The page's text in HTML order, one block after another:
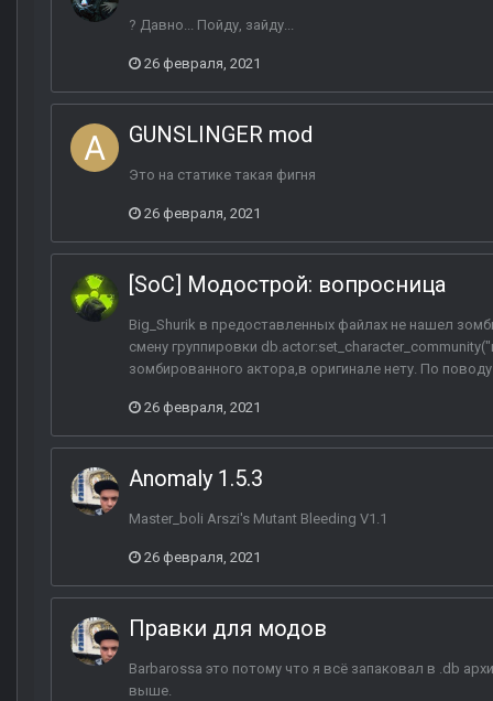
? Давно... Пойду, зайду...
26 февраля, 2021
GUNSLINGER mod
Это на статике такая фигня
26 февраля, 2021
[SoC] Модострой: вопросница
Big_Shurik в предоставленных файлах не нашел
смену группировки
зомбированного актора,в оригинале нету. По
26 февраля, 2021
Anomaly 1.5.3
Master_boli Arszi's Mutant Bleeding V1.1
26 февраля, 2021
Правки для модов
Barbarossa это потому что я всё запаковал в .db
выше.